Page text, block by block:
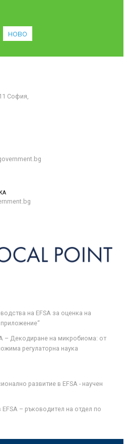
ново
София,
на ЕFSA за оценка на
– Декодиране на микробиома: от
регулаторна наука
развитие в EFSA - научен
– ръководител на отдел по